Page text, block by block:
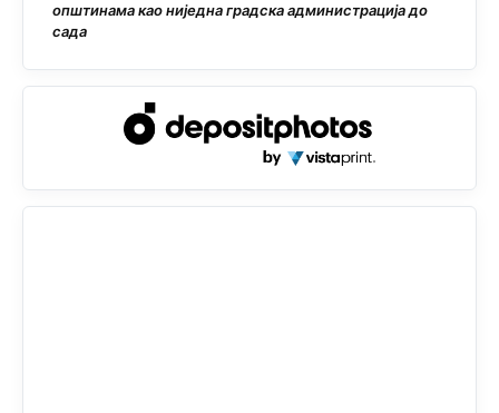
општинама као ниједна градска администрација до
сада